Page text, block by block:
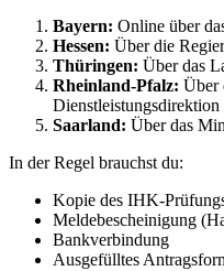
Bayern: Online über
Hessen: Über die
Thüringen: Über das
Rheinland-Pfalz: Über
Saarland: Über das
In der Regel brauchst du:
Kopie des IHK-
Meldebescheinigung
Bankverbindung
Ausgefülltes